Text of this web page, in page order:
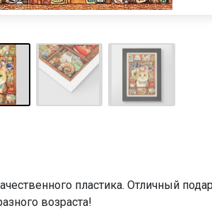
пластика. Отличный
возраста!